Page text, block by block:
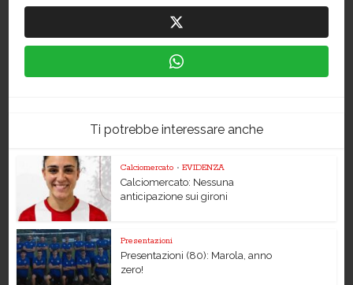
Ti potrebbe interessare anche
Calciomercato • EVIDENZA
Calciomercato: Nessuna
anticipazione sui gironi
Presentazioni
Presentazioni (80): Marola, anno
zero!